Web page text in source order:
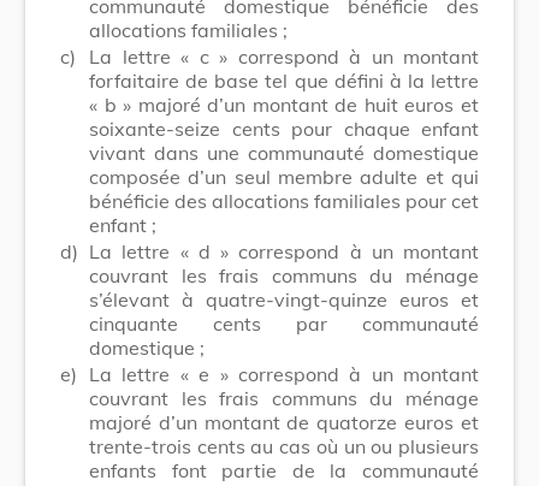
communauté domestique bénéficie des
allocations familiales ;
c)
La lettre « c » correspond à un montant
forfaitaire de base tel que défini à la lettre
« b » majoré d’un montant de huit euros et
soixante-seize cents pour chaque enfant
vivant dans une communauté domestique
composée d’un seul membre adulte et qui
bénéficie des allocations familiales pour cet
enfant ;
d) La lettre « d » correspond à un montant
couvrant les frais communs du ménage
s’élevant à quatre-vingt-quinze euros et
cinquante cents par communauté
domestique ;
e) La lettre « e » correspond à un montant
couvrant les frais communs du ménage
majoré d’un montant de quatorze euros et
trente-trois cents au cas où un ou plusieurs
enfants font partie de la communauté